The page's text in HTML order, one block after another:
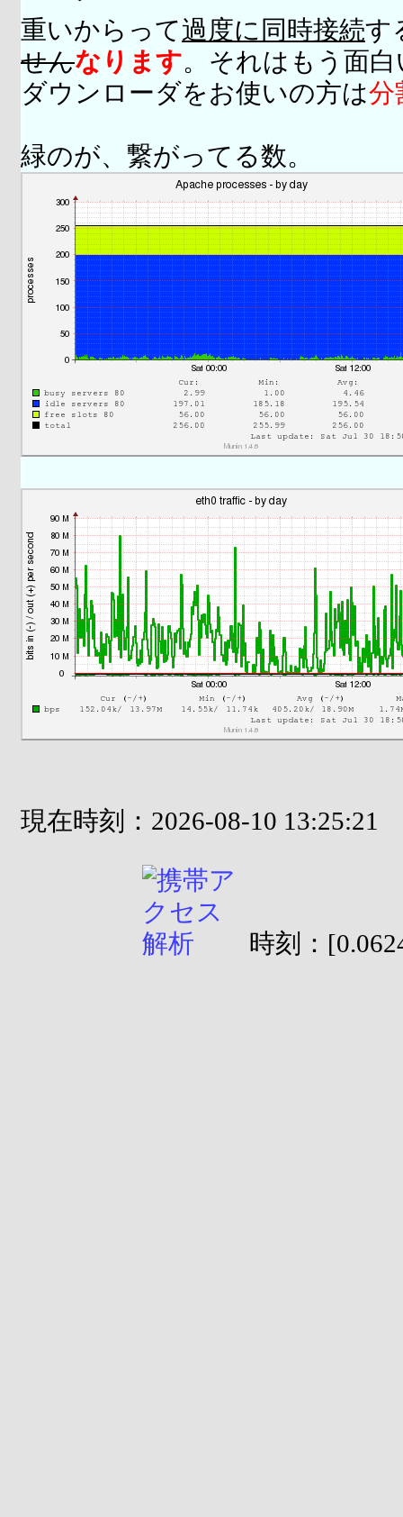
重いからって過度に同時接続す
せんなります。それはもう面
ダウンローダをお使いの方は分
緑のが、繋がってる数。
現在時刻：2026-08-10 13:25:21
時刻：